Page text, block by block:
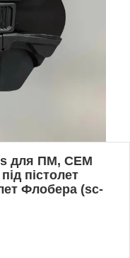
для ПМ, СЕМ
пістолет
Флобера (sc-